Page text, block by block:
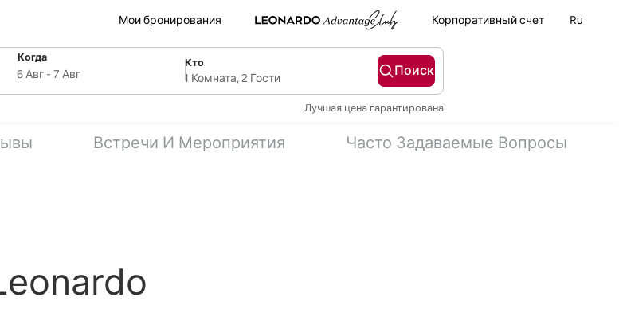
Мои бронирования Корпоративный счет Ru
Когда
SelectDate
6 Авг- 7 Авг
Кто
Username
1 Комната, 2 Гости
Поиск
Лучшая цена гарантирована
Встречи И Мероприятия Часто Задаваемые Вопросы